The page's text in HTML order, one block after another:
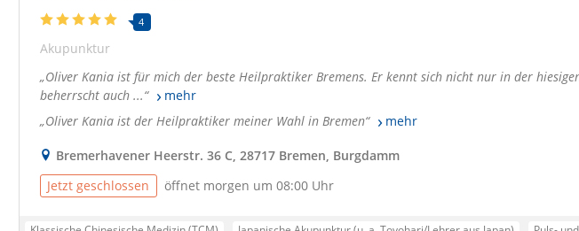
4
Akupunktur
Oliver Kania ist für mich der beste Heilpraktiker Bremens. Er kennt sich nicht nur in der
beherrscht auch ...
mehr
Oliver Kania ist der Heilpraktiker meiner Wahl in Bremen
mehr
Bremerhavener Heerstr. 36 C, 28717 Bremen, Burgdamm
Jetzt geschlossen
öffnet morgen um 08:00 Uhr